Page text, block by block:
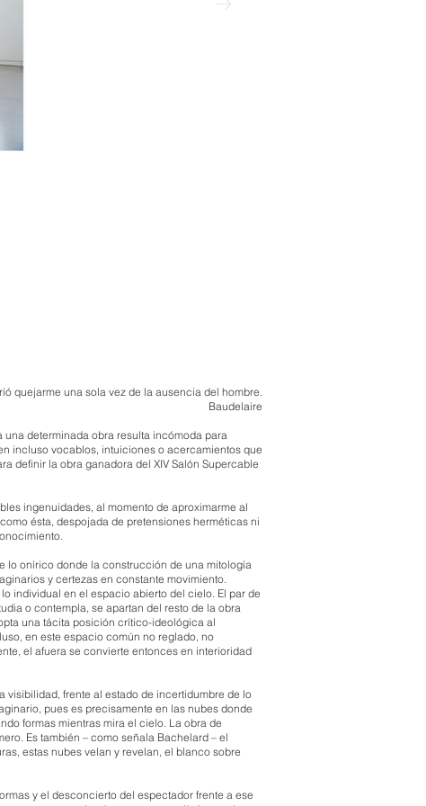
quejarme una sola vez de la ausencia del hombre.
Baudelaire
determinada obra resulta incómoda para
incluso vocablos, intuiciones o acercamientos que
definir la obra ganadora del XIV Salón Supercable
ingenuidades, al momento de aproximarme al
ésta, despojada de pretensiones herméticas ni
lo onírico donde la construcción de una mitología
y certezas en constante movimiento.
individual en el espacio abierto del cielo. El par de
o contempla, se apartan del resto de la obra
una tácita posición crítico-ideológica al
en este espacio común no reglado, no
el afuera se convierte entonces en interioridad
visibilidad, frente al estado de incertidumbre de lo
pues es precisamente en las nubes donde
formas mientras mira el cielo. La obra de
Es también – como señala Bachelard – el
estas nubes velan y revelan, el blanco sobre
y el desconcierto del espectador frente a ese